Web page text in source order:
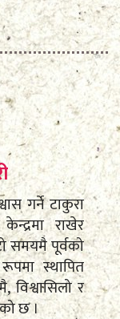
गर्ने टाकुरा
राखेर
समयमै पूर्वको
स्थापित
र
छ ।